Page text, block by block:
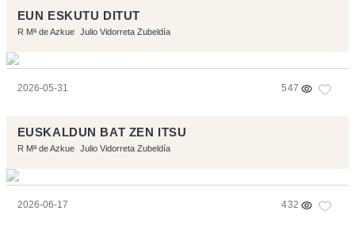
EUN ESKUTU DITUT
R Mª de Azkue Julio Vidorreta Zubeldía
2026-05-31 547
EUSKALDUN BAT ZEN ITSU
R Mª de Azkue Julio Vidorreta Zubeldía
2026-06-17 432